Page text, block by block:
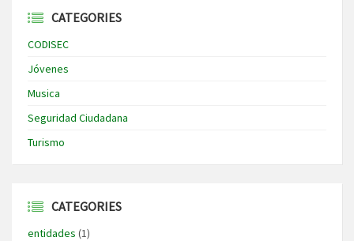
CATEGORIES
CODISEC
Jóvenes
Musica
Seguridad Ciudadana
Turismo
CATEGORIES
entidades (1)